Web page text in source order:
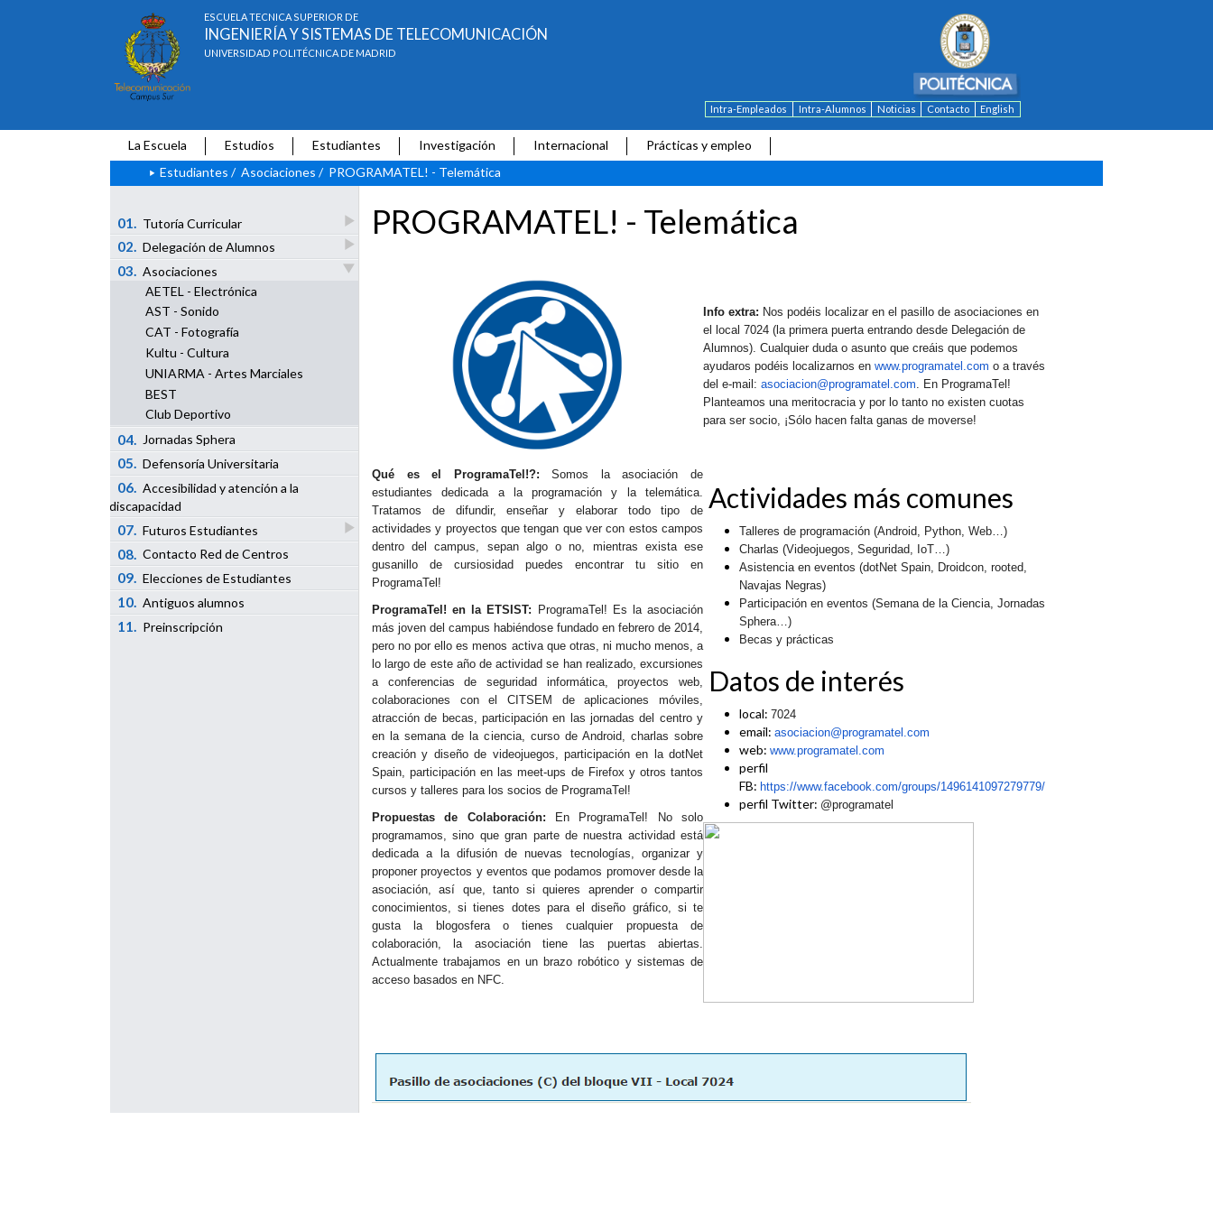
ESCUELA TÉCNICA SUPERIOR DE
INGENIERÍA Y SISTEMAS DE TELECOMUNICACIÓN
UNIVERSIDAD POLITÉCNICA DE MADRID
Intra-Empleados Intra-Alumnos Noticias Contacto English
La Escuela Estudios Estudiantes Investigación Internacional
Prácticas y empleo
Estudiantes / Asociaciones / PROGRAMATEL! - Telemática
01. Tutoría Curricular
02. Delegación de Alumnos
03. Asociaciones
AETEL - Electrónica
AST - Sonido
CAT - Fotografía
Kultu - Cultura
UNIARMA - Artes Marciales
BEST
Club Deportivo
04. Jornadas Sphera
05. Defensoría Universitaria
06. Accesibilidad y atención a la
discapacidad
07. Futuros Estudiantes
08. Contacto Red de Centros
09. Elecciones de Estudiantes
10. Antiguos alumnos
11. Preinscripción
PROGRAMATEL! - Telemática
Info extra: Nos podéis localizar en el pasillo de asociaciones en
el local 7024 (la primera puerta entrando desde Delegación de
Alumnos). Cualquier duda o asunto que creáis que podemos
ayudaros podéis localizarnos en www.programatel.com o a través
del e-mail: asociacion@programatel.com. En ProgramaTel!
Planteamos una meritocracia y por lo tanto no existen cuotas
para ser socio, ¡Sólo hacen falta ganas de moverse!
Qué es el ProgramaTel!?: Somos la asociación de
estudiantes dedicada a la programación y la telemática.
Tratamos de difundir, enseñar y elaborar todo tipo de
actividades y proyectos que tengan que ver con estos campos
dentro del campus, sepan algo o no, mientras exista ese
gusanillo de cursiosidad puedes encontrar tu sitio en
ProgramaTel!
ProgramaTel! en la ETSIST: ProgramaTel! Es la asociación
más joven del campus habiéndose fundado en febrero de 2014,
pero no por ello es menos activa que otras, ni mucho menos, a
lo largo de este año de actividad se han realizado, excursiones
a conferencias de seguridad informática, proyectos web,
colaboraciones con el CITSEM de aplicaciones móviles,
atracción de becas, participación en las jornadas del centro y
en la semana de la ciencia, curso de Android, charlas sobre
creación y diseño de videojuegos, participación en la dotNet
Spain, participación en las meet-ups de Firefox y otros tantos
cursos y talleres para los socios de ProgramaTel!
Propuestas de Colaboración: En ProgramaTel! No solo
programamos, sino que gran parte de nuestra actividad está
dedicada a la difusión de nuevas tecnologías, organizar y
proponer proyectos y eventos que podamos promover desde la
asociación, así que, tanto si quieres aprender o compartir
conocimientos, si tienes dotes para el diseño gráfico, si te
gusta la blogosfera o tienes cualquier propuesta de
colaboración, la asociación tiene las puertas abiertas.
Actualmente trabajamos en un brazo robótico y sistemas de
acceso basados en NFC.
Actividades más comunes
Talleres de programación (Android, Python, Web…)
Charlas (Videojuegos, Seguridad, IoT…)
Asistencia en eventos (dotNet Spain, Droidcon, rooted,
Navajas Negras)
Participación en eventos (Semana de la Ciencia, Jornadas
Sphera…)
Becas y prácticas
Datos de interés
local: 7024
email: asociacion@programatel.com
web: www.programatel.com
perfil
FB: https://www.facebook.com/groups/1496141097279779/
perfil Twitter: @programatel